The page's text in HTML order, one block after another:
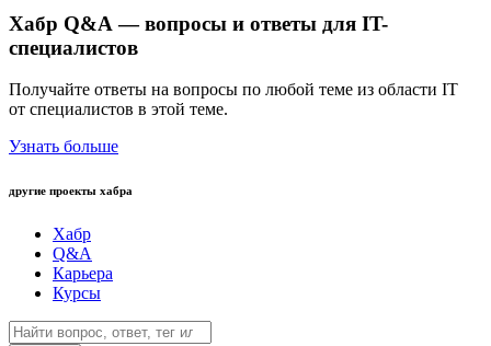
Хабр Q&A — вопросы и ответы для IT-
специалистов
Получайте ответы на вопросы по любой теме из области IT
от специалистов в этой теме.
Узнать больше
другие проекты хабра
Хабр
Q&A
Карьера
Курсы